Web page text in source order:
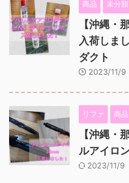
商品 未分類
【沖縄・
入荷しま
ダクト
2023/11/9
リファ 商品
【沖縄・
ルアイロ
2023/11/9